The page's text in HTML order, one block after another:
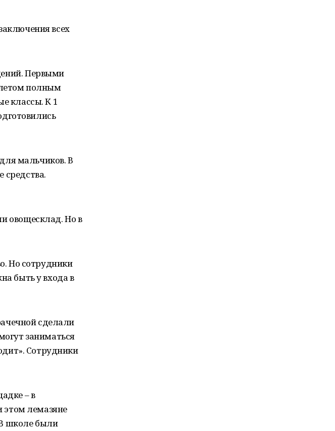
всех
Первыми
полным
классы. К 1
мальчиков. В
средства.
овощесклад. Но в
Но сотрудники
быть у входа в
сделали
заниматься
Сотрудники
– в
этом лемазяне
школе были